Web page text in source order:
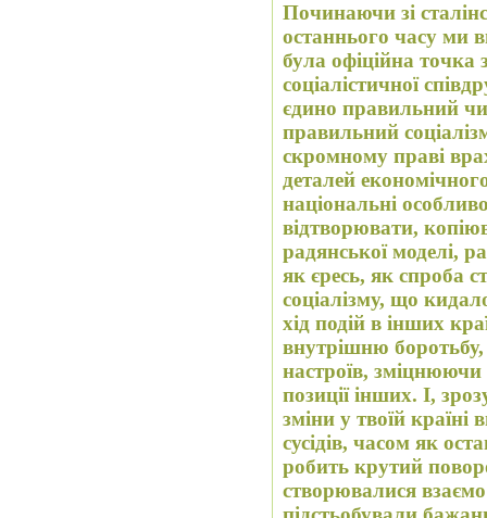
Починаючи зі
останнього часу ми
була офіційна точка
соціалістичної
єдино правильний
правильний
скромному праві
деталей
національні
відтворювати,
радянської моделі,
як єресь, як спроба
соціалізму, що
хід подій в інших
внутрішню боротьбу, діючи на
настроїв,
позиції інших. І,
зміни у твоїй країні викликали
сусідів, часом як
робить крутий
створювалися